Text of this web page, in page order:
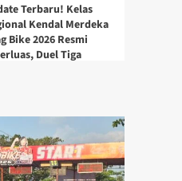
Terbaru! Kelas
Kendal Merdeka
Bike 2026 Resmi
Duel Tiga
Podium! CBR250
Garage x Wantech
Podium Bracket 8
di Casytha
Drag Bike